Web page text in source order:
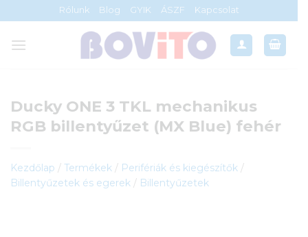
to
content
Rólunk Blog GYIK ÁSZF Kapcsolat
Ducky ONE 3 TKL mechanikus
RGB billentyűzet (MX Blue) fehér
Kezdőlap / Termékek / Perifériák és kiegészítők /
Billentyűzetek és egerek / Billentyűzetek